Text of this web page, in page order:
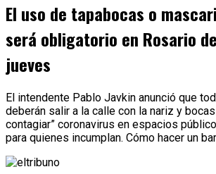
El uso de tapabocas o
será obligatorio en Rosario
jueves
El intendente Pablo Javkin anunció que
deberán salir a la calle con la nariz y
contagiar” coronavirus en espacios
para quienes incumplan. Cómo hacer un